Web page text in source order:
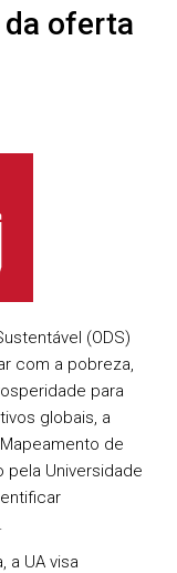
da oferta
(ODS)
com a pobreza,
para
globais, a
de
pela Universidade
a UA visa